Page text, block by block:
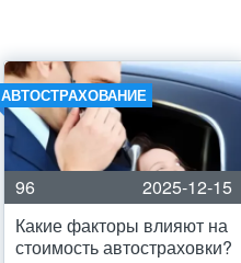
АВТОСТРАХОВАНИЕ
96
2025-12-15
Какие факторы влияют на
стоимость автостраховки?